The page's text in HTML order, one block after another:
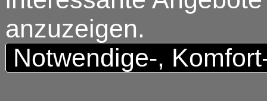
anzuzeigen.
Notwendige-,